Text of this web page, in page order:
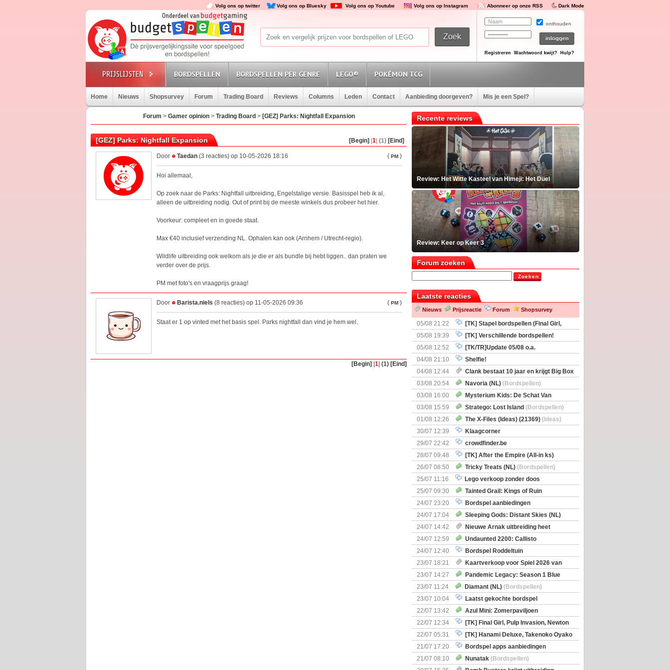
Volg ons op twitter Volg ons op Bluesky Volg ons op Youtube Volg ons op Instagram Abonneer op onze RSS Dark Mode
onthouden
Registreren Wachtwoord kwijt? Hulp?
BORDSPELLEN BORDSPELLEN PER GENRE LEGO® POKÉMON TCG
Home Nieuws Shopsurvey Forum Trading Board Reviews Columns Leden Contact Aanbieding doorgeven? Mis je een Spel?
Forum > Gamer opinion> Trading Board > [GEZ] Parks: Nightfall Expansion
[GEZ] Parks: Nightfall Expansion [Begin] 1 (1) [Eind]
Door Taedan (3 reacties) op 10-05-2026 18:16 ( PM )
Hoi allemaal,
Op zoek naar de Parks: Nightfall uitbreiding, Engelstalige versie. Basisspel heb ik al,
alleen de uitbreiding nodig. Out of print bij de meeste winkels dus probeer het hier.
Voorkeur: compleet en in goede staat.
Max €40 inclusief verzending NL. Ophalen kan ook (Arnhem / Utrecht-regio).
Wildlife uitbreiding ook welkom als je die er als bundle bij hebt liggen.. dan praten we
verder over de prijs.
PM met foto's en vraagprijs graag!
Door Barista.niels (8 reacties) op 11-05-2026 09:36 ( PM )
Staat er 1 op vinted met het basis spel. Parks nightfall dan vind je hem wel.
[Begin] 1 (1) [Eind]
Recente reviews
Review: Het Witte Kasteel van Himeji: Het Duel
Review: Keer op Keer 3
Forum zoeken
Zoeken
Laatste reacties
Nieuws Prijsreactie Forum Shopsurvey
05/08 21:22
[TK] Stapel bordspellen (Final Girl,
Nemesis Retaliation, Zombicide Invader)
05/08 19:39
[TK] Verschillende bordspellen!
05/08 12:52
[TK/TR]Update 05/08 o.a.
Prijsverlagingen, Imperium Horizons, 20 Strong
04/08 21:10
Shelfie!
04/08 12:44
Clank bestaat 10 jaar en krijgt Big Box
+ nieuwe uitbreiding
03/08 20:54 Navoria (NL) (Bordspellen)
03/08 16:00
Mysterium Kids: De Schat Van
Kapitein Boe
(Bordspellen)
03/08 15:59 Stratego: Lost Island (Bordspellen)
01/08 12:26
The X-Files (Ideas) (21369) (Ideas)
30/07 12:39
Klaagcorner
29/07 22:42
crowdfinder.be
28/07 09:48
[TK] After the Empire (All-in ks)
26/07 08:50
Tricky Treats (NL) (Bordspellen)
25/07 11:16
Lego verkoop zonder doos
25/07 09:30
Tainted Grail: Kings of Ruin
Uitbreiding: Wyrd Encounters(Bordspellen)
24/07 23:20
Bordspel aanbiedingen
24/07 17:04
Sleeping Gods: Distant Skies (NL)
(Bordspellen)
24/07 14:42
Nieuwe Arnak uitbreiding heet
Surprise Shipments
24/07 12:59
Undaunted 2200: Callisto
(Bordspellen)
24/07 12:40
Bordspel Roddeltuin
23/07 18:21
Kaartverkoop voor Spiel 2026 van
start
23/07 14:27
Pandemic Legacy: Season 1 Blue
(Bordspellen)
23/07 11:24 Diamant (NL) (Bordspellen)
23/07 10:04
Laatst gekochte bordspel
22/07 13:42
Azul Mini: Zomerpaviljoen
(Bordspellen)
22/07 12:34
[TK] Final Girl, Pulp Invasion, Newton
& Great Discoveries
22/07 05:31
[TK] Hanami Deluxe, Takenoko Oyako
bigbox
21/07 17:20
Bordspel apps aanbiedingen
21/07 08:10
Nunatak (Bordspellen)